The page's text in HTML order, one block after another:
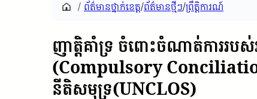
/ ព័ត៌មានថ្នាក់ខេត្ត/ព័ត៌មានថ្មីៗ/ព្រឹត្តិការណ៍
ញាត្តិគាំទ្រ ចំពោះចំណាត់ការរបស់រ
(Compulsory Conciliation)
នីតិសមុទ្រ(UNCLOS)